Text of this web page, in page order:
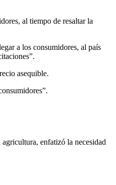
al tiempo de resaltar la
a los consumidores, al país
asequible.
enfatizó la necesidad